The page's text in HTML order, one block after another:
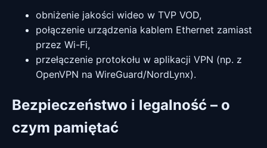
obniżenie jakości wideo w TVP VOD,
połączenie urządzenia kablem Ethernet zamiast
przez Wi-Fi,
przełączenie protokołu w aplikacji VPN (np. z
OpenVPN na WireGuard/NordLynx).
Bezpieczeństwo i legalność – o
czym pamiętać